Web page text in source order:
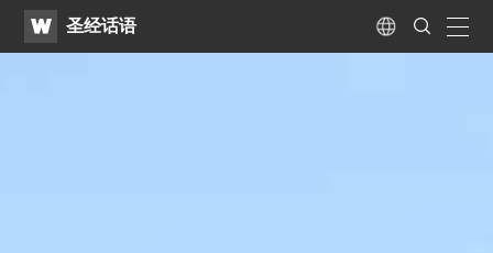
WATV圣经话语 Language
Search
Submit